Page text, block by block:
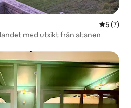
5 av 5 i
5 (7)
med utsikt från altanen